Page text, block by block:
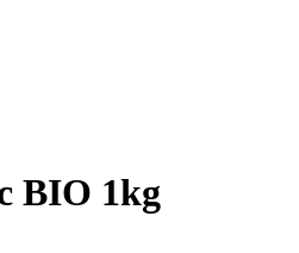
BIO 1kg